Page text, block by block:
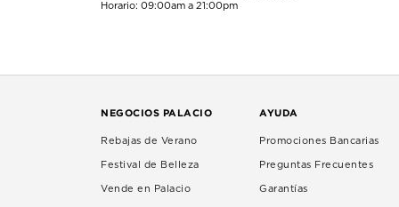
Horario: 09:00am a 21:00pm
NEGOCIOS PALACIO
Rebajas de Verano
Festival de Belleza
Vende en Palacio
AYUDA
Promociones Bancarias
Preguntas Frecuentes
Garantías